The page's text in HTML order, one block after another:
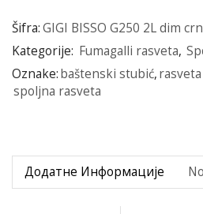
Šifra:GIGI BISSO G250 2L dim
Kategorije: Fumagalli rasveta,
Oznake:baštenski stubić,
spoljna rasveta
Додатне Информације